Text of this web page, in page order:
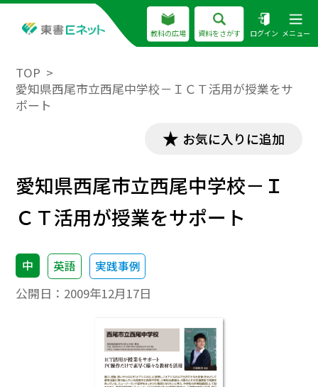
教科の広場 資料をさがす ログイン メニュー
TOP
愛知県西尾市立西尾中学校－ＩＣＴ活用が授業をサ
ポート
お気に入りに追加
愛知県西尾市立西尾中学校－Ｉ
ＣＴ活用が授業をサポート
中 英語 実践事例
公開日： 2009年12月17日